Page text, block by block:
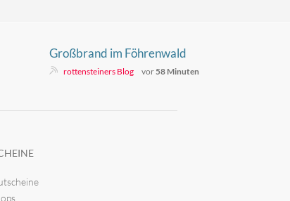
Großbrand im Föhrenwald
rottensteiners Blog vor58 Minuten